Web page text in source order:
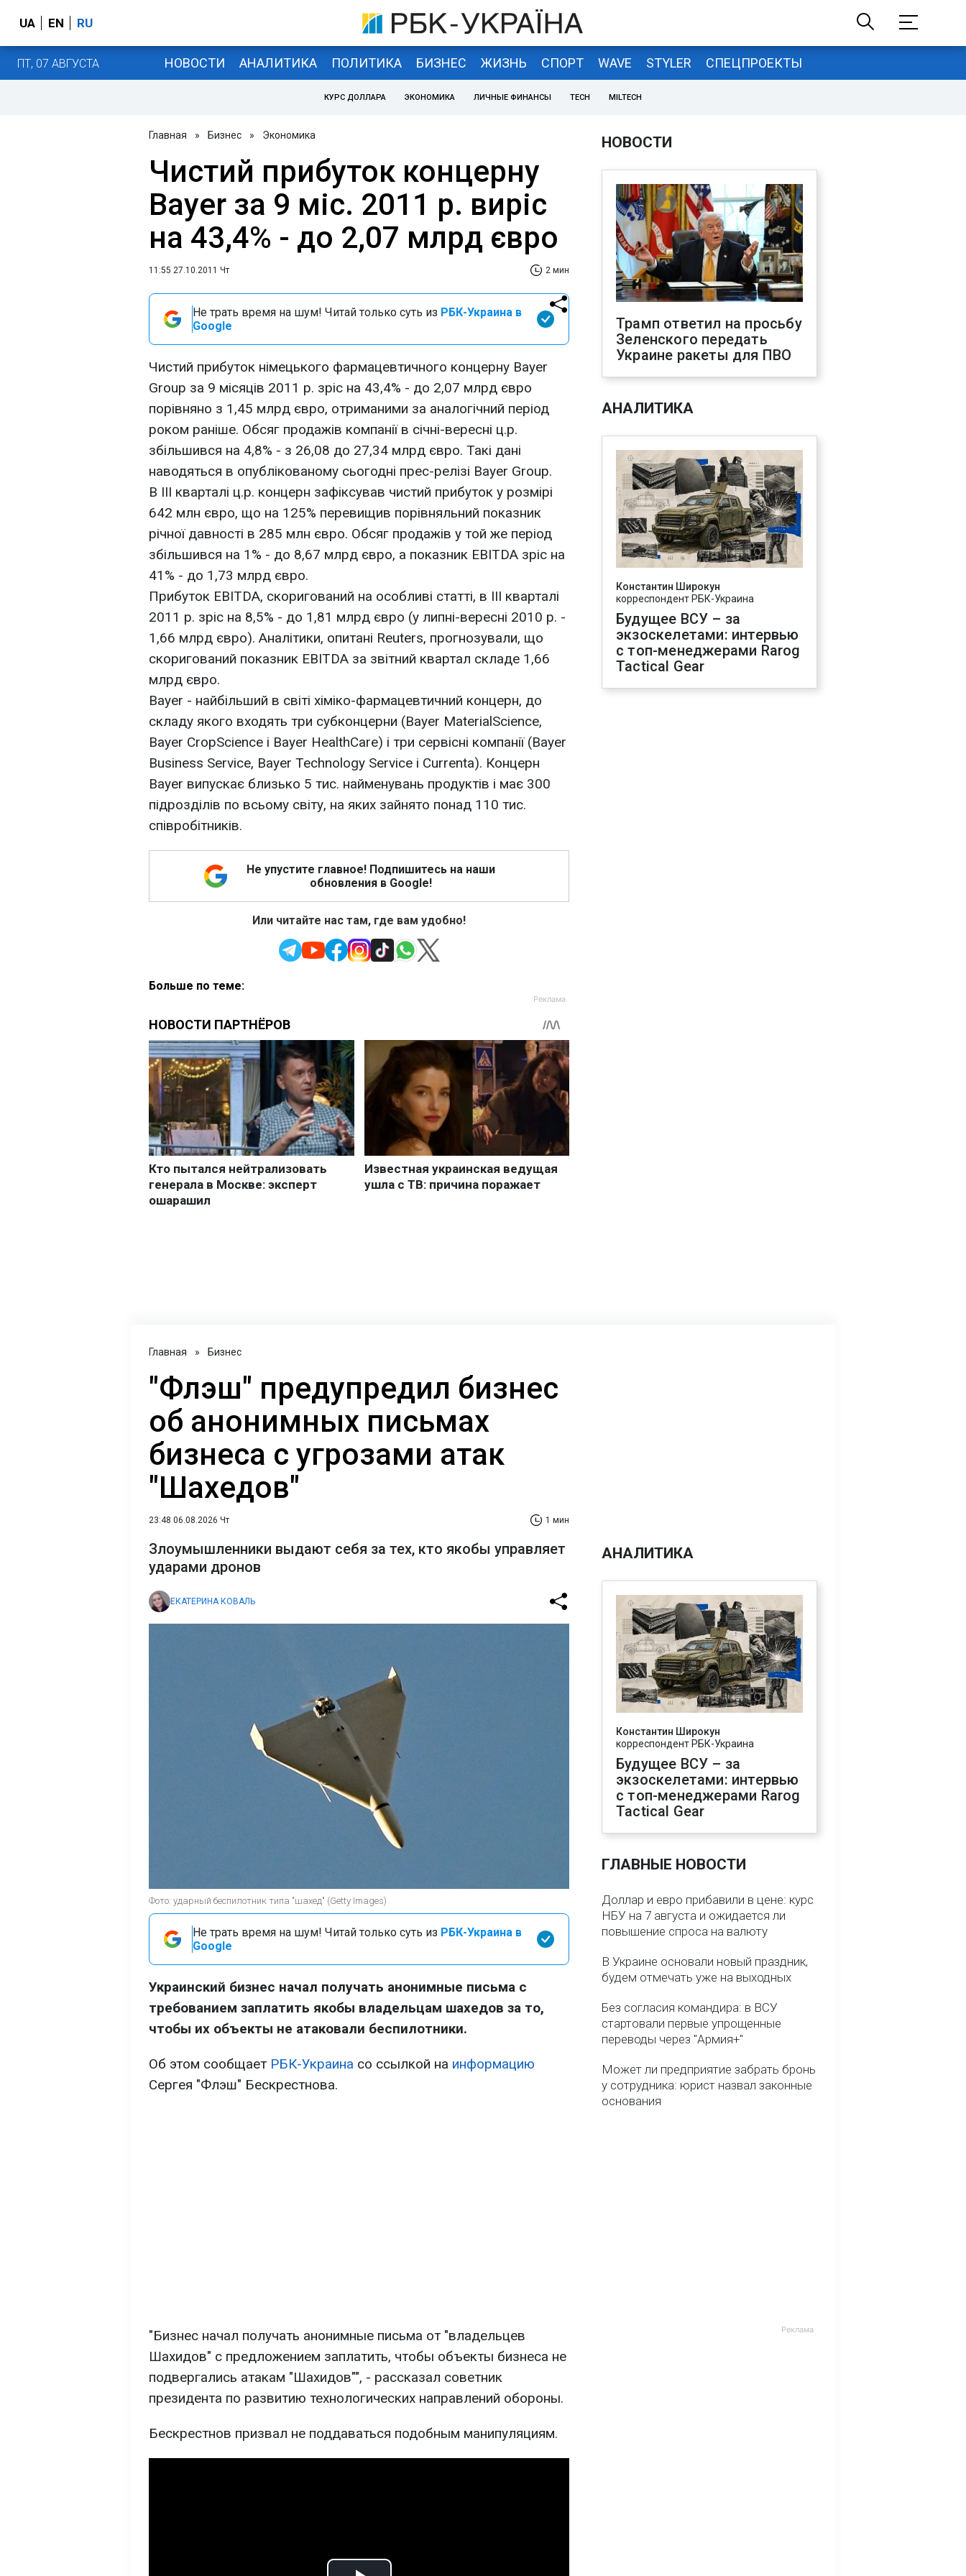
UA EN RU
ПТ, 07 АВГУСТА НОВОСТИ АНАЛИТИКА ПОЛИТИКА БИЗНЕС ЖИЗНЬ СПОРТ WAVE STYLER СПЕЦПРОЕКТЫ
КУРС ДОЛЛАРА ЭКОНОМИКА ЛИЧНЫЕ ФИНАНСЫ TECH MILTECH
Главная » Бизнес » Экономика
Чистий прибуток концерну
Bayer за 9 міс. 2011 р. виріс
на 43,4% - до 2,07 млрд євро
11:55 27.10.2011 Чт 2 мин
Не трать время на шум! Читай только суть из РБК-Украина в
Google
Чистий прибуток німецького фармацевтичного концерну Bayer
Group за 9 місяців 2011 р. зріс на 43,4% - до 2,07 млрд євро
порівняно з 1,45 млрд євро, отриманими за аналогічний період
роком раніше. Обсяг продажів компанії в січні-вересні ц.р.
збільшився на 4,8% - з 26,08 до 27,34 млрд євро. Такі дані
наводяться в опублікованому сьогодні прес-релізі Bayer Group.
В III кварталі ц.р. концерн зафіксував чистий прибуток у розмірі
642 млн євро, що на 125% перевищив порівняльний показник
річної давності в 285 млн євро. Обсяг продажів у той же період
збільшився на 1% - до 8,67 млрд євро, а показник EBITDA зріс на
41% - до 1,73 млрд євро.
Прибуток EBITDA, скоригований на особливі статті, в III кварталі
2011 р. зріс на 8,5% - до 1,81 млрд євро (у липні-вересні 2010 р. -
1,66 млрд євро). Аналітики, опитані Reuters, прогнозували, що
скоригований показник EBITDA за звітний квартал складе 1,66
млрд євро.
Bayer - найбільший в світі хіміко-фармацевтичний концерн, до
складу якого входять три субконцерни (Bayer MaterialScience,
Bayer CropScience і Bayer HealthCare) і три сервісні компанії (Bayer
Business Service, Bayer Technology Service і Currenta). Концерн
Bayer випускає близько 5 тис. найменувань продуктів і має 300
підрозділів по всьому світу, на яких зайнято понад 110 тис.
співробітників.
Не упустите главное! Подпишитесь на наши
обновления в Google!
Или читайте нас там, где вам удобно!
Больше по теме:
НОВОСТИ
Трамп ответил на просьбу
Зеленского передать
Украине ракеты для ПВО
АНАЛИТИКА
Константин Широкун
корреспондент РБК-Украина
Будущее ВСУ – за
экзоскелетами: интервью
с топ-менеджерами Rarog
Tactical Gear
Главная » Бизнес
"Флэш" предупредил бизнес
об анонимных письмах
бизнеса с угрозами атак
"Шахедов"
23:48 06.08.2026 Чт 1 мин
Злоумышленники выдают себя за тех, кто якобы управляет
ударами дронов
ЕКАТЕРИНА КОВАЛЬ
Фото: ударный беспилотник типа "шахед" (Getty Images)
Не трать время на шум! Читай только суть из РБК-Украина в
Google
Украинский бизнес начал получать анонимные письма с
требованием заплатить якобы владельцам шахедов за то,
чтобы их объекты не атаковали беспилотники.
Об этом сообщает РБК-Украина со ссылкой на информацию
Сергея "Флэш" Бескрестнова.
"Бизнес начал получать анонимные письма от "владельцев
Шахидов" с предложением заплатить, чтобы объекты бизнеса не
подвергались атакам "Шахидов"", - рассказал советник
президента по развитию технологических направлений обороны.
Бескрестнов призвал не поддаваться подобным манипуляциям.
АНАЛИТИКА
Константин Широкун
корреспондент РБК-Украина
Будущее ВСУ – за
экзоскелетами: интервью
с топ-менеджерами Rarog
Tactical Gear
ГЛАВНЫЕ НОВОСТИ
Доллар и евро прибавили в цене: курс
НБУ на 7 августа и ожидается ли
повышение спроса на валюту
В Украине основали новый праздник,
будем отмечать уже на выходных
Без согласия командира: в ВСУ
стартовали первые упрощенные
переводы через "Армия+"
Может ли предприятие забрать бронь
у сотрудника: юрист назвал законные
основания